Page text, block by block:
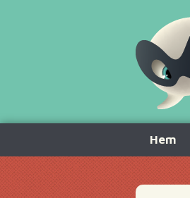
innehåll
Hem